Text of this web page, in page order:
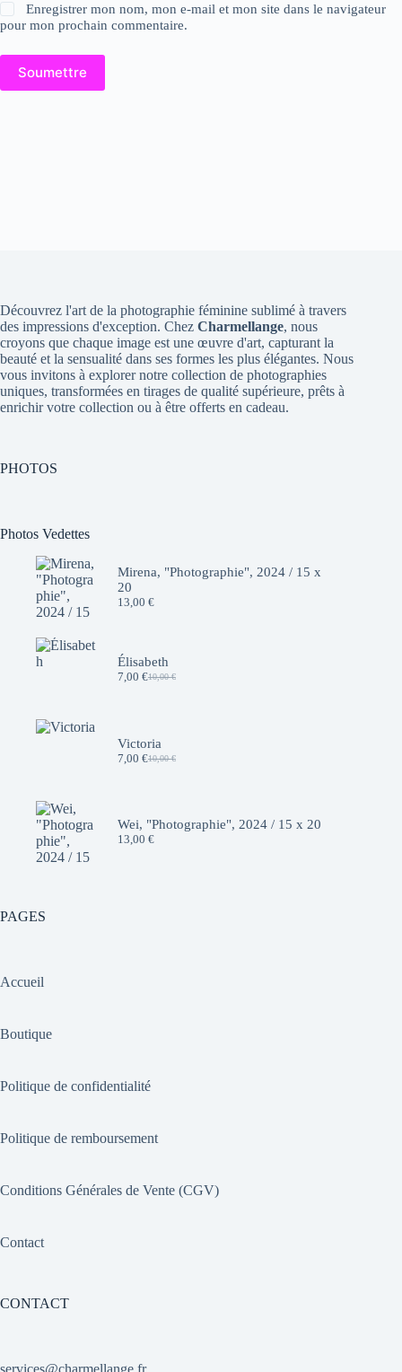
Enregistrer mon nom, mon e-mail et mon site dans le navigateur
pour mon prochain commentaire.
Soumettre
Découvrez l'art de la photographie féminine sublimé à travers
des impressions d'exception. Chez Charmellange, nous
croyons que chaque image est une œuvre d'art, capturant la
beauté et la sensualité dans ses formes les plus élégantes. Nous
vous invitons à explorer notre collection de photographies
uniques, transformées en tirages de qualité supérieure, prêts à
enrichir votre collection ou à être offerts en cadeau.
PHOTOS
Photos Vedettes
Mirena, "Photographie", 2024 / 15 x
20
13,00 €
Élisabeth
10,00€
Le
10,00 €.
7,00 €Le
7,00 €.
Victoria
10,00€
Le
10,00 €.
7,00 €Le
7,00 €.
Wei, "Photographie", 2024 / 15 x 20
13,00 €
PAGES
Accueil
Boutique
Politique de confidentialité
Politique de remboursement
Conditions Générales de Vente (CGV)
Contact
CONTACT
services@charmellange.fr